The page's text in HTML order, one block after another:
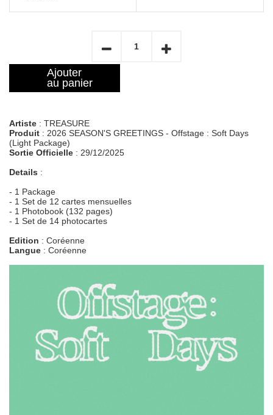
Ajouter
au panier
Artiste : TREASURE
Produit : 2026 SEASON'S GREETINGS - Offstage : Soft Days
(Light Package)
Sortie Officielle : 29/12/2025
Details :
- 1 Package
- 1 Set de 12 cartes mensuelles
- 1 Photobook (132 pages)
- 1 Set de 14 photocartes
Edition : Coréenne
Langue : Coréenne